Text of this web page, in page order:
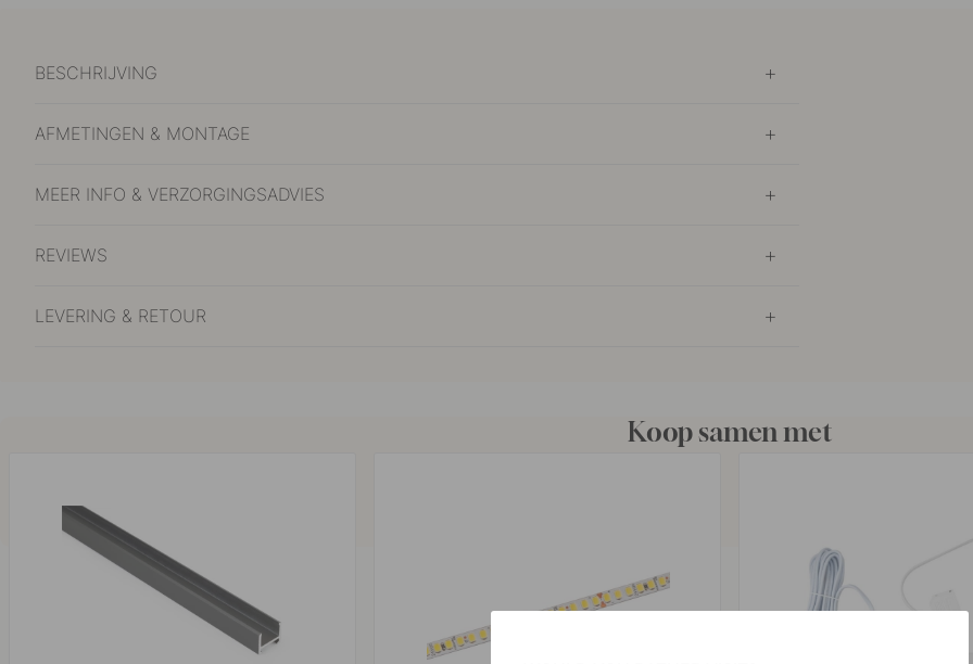
BESCHRIJVING
AFMETINGEN & MONTAGE
MEER INFO & VERZORGINGSADVIES
REVIEWS
LEVERING & RETOUR
Koop samen met